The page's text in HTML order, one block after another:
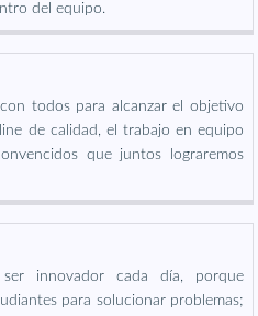
del equipo.
todos para alcanzar el objetivo
de calidad, el trabajo en equipo
que juntos lograremos
innovador cada día, porque
para solucionar problemas;